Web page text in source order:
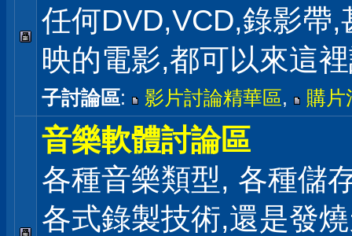
任何DVD,VCD,錄影帶,
映的電影,都可以來這
子討論區: 影片討論精華區, 購片
音樂軟體討論區
各種音樂類型, 各種儲
各式錄製技術,還是發